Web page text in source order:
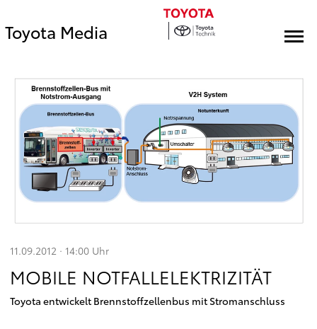
Toyota Media
11.09.2012 · 14:00 Uhr
MOBILE NOTFALLELEKTRIZITÄT
Toyota entwickelt Brennstoffzellenbus mit Stromanschluss